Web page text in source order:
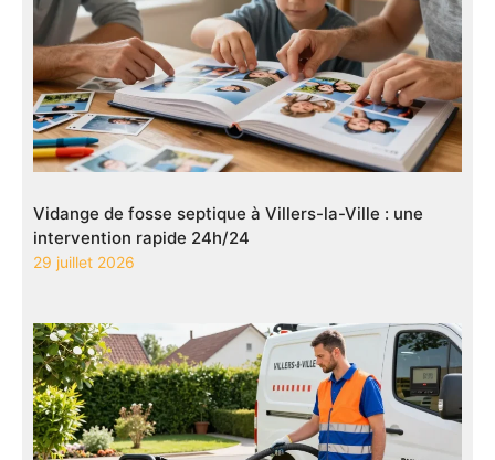
Vidange de fosse septique à Villers-la-Ville : une
intervention rapide 24h/24
29 juillet 2026